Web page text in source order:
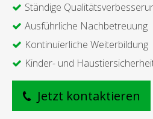
Ständige
Ausführliche Nachbetreuung
Kontinuierliche Weiterbildung
Kinder- und
Jetzt kontaktieren